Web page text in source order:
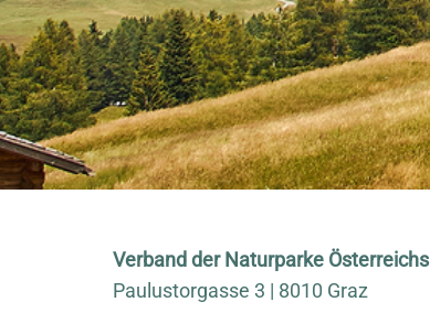
Verband der Naturparke Österreichs
Paulustorgasse 3 | 8010 Graz